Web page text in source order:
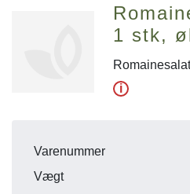
1 stk,
i
Varenummer
Vægt